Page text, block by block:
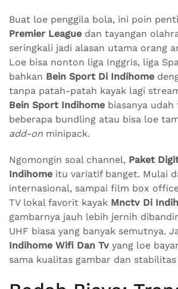
Buat loe penggila bola, ini poin
Premier League dan tayangan
seringkali jadi alasan utama orang
Loe bisa nonton liga Inggris, liga
bahkan Bein Sport Di Indihome
tanpa patah-patah kayak lagi
Bein Sport Indihome biasanya
beberapa bundling atau bisa loe
add-on minipack.
Ngomongin soal channel, Paket
Indihome itu variatif banget. Mulai
internasional, sampai film box
TV lokal favorit kayak Mnctv Di
gambarnya jauh lebih jernih
UHF biasa yang banyak semutnya.
Indihome Wifi Dan Tv yang loe
sama kualitas gambar dan